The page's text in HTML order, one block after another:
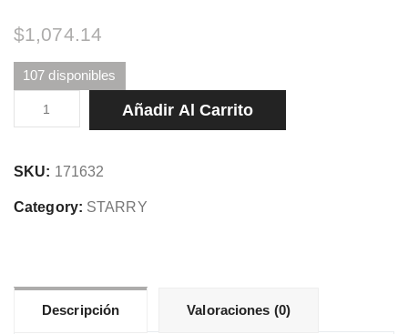
$1,074.14
107 disponibles
ROLLO
PAPEL
STARRY
KAD102
Añadir Al Carrito
SKU: 171632
Category: STARRY
Descripción Valoraciones (0)